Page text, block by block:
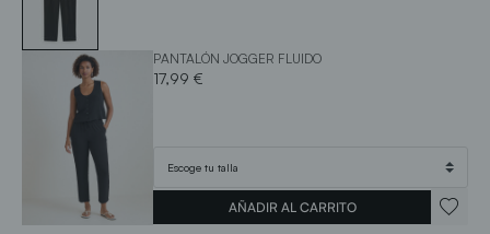
PANTALÓN JOGGER FLUIDO
17,99 €
AÑADIR AL CARRITO